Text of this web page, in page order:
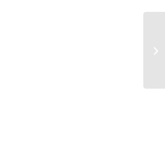
je